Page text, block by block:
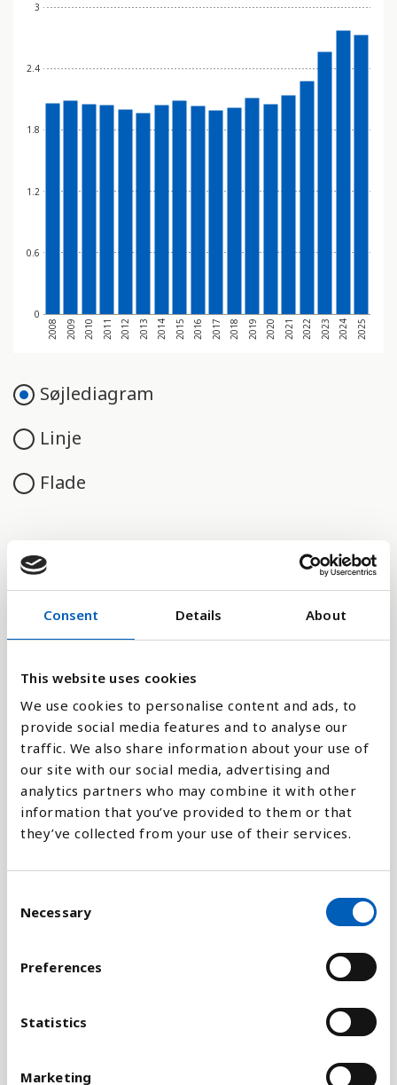
Consent Details About
This website uses cookies
We use cookies to personalise content and ads, to
provide social media features and to analyse our
traffic. We also share information about your use of
our site with our social media, advertising and
analytics partners who may combine it with other
information that you’ve provided to them or that
they’ve collected from your use of their services.
Necessary
Preferences
Statistics
Marketing
0
0.6
1.2
1.8
2.4
3
2008 2009 2010 2011 2012 2013 2014 2015 2016 2017 2018 2019 2020 2021 2022 2023 2024 2025
Søjlediagram
Linje
Flade
Sammenligne med:
Forklaring
Indekset er baseret på i alt 24 indikatorer, blandt
andet adgang til håndvåben, militære udgifter,
lokal korruption og graden af respekt for
menneskerettighederne. Undervejs blev der gjort
forsøg på at identificere faktorer, der er nødvendige
levestandard er forhold, som de fredeligste lande
ofte har til fælles. Selv om USA har mange af disse
indekset på grund af sin krigsførelse, og fordi en
bruges på militært udstyr. Desuden har landet
mange mord og et stort antal mennesker i fængsel.